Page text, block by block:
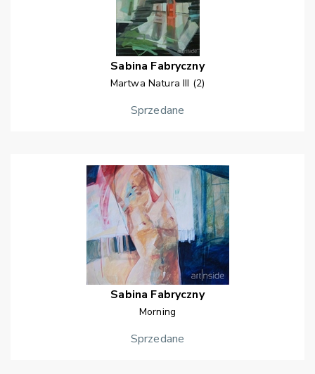
Sabina Fabryczny
Martwa Natura III (2)
Sprzedane
Sabina Fabryczny
Morning
Sprzedane